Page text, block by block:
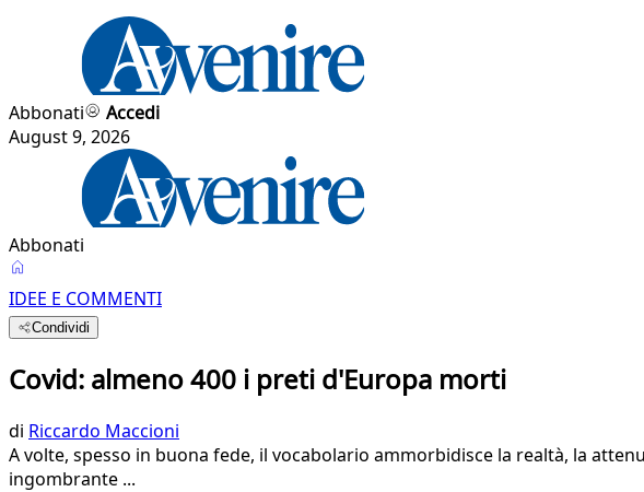
Abbonati
Accedi
August 9, 2026
Abbonati
IDEE E COMMENTI
Condividi
Covid: almeno 400 i preti d'Europa morti
di Riccardo Maccioni
A volte, spesso in buona fede, il vocabolario ammorbidisce la realtà, la
ingombrante ...